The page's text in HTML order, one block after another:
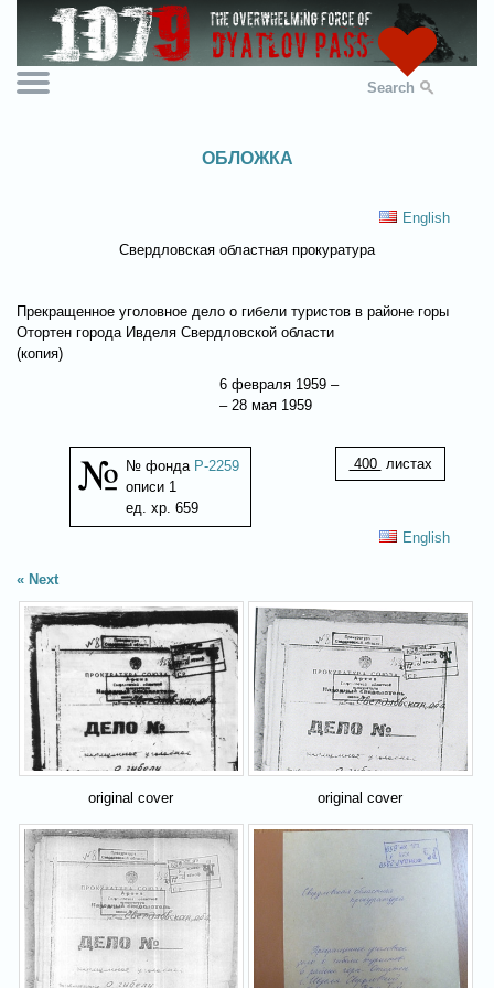
Search
ОБЛОЖКА
English
Свердловская областная прокуратура
Прекращенное уголовное дело о гибели туристов в районе горы
Отортен города Ивделя Свердловской области
(копия)
6 февраля 1959 –
– 28 мая 1959
№ фонда Р-2259
описи 1
ед. хр. 659
400 листах
English
Next
original cover original cover